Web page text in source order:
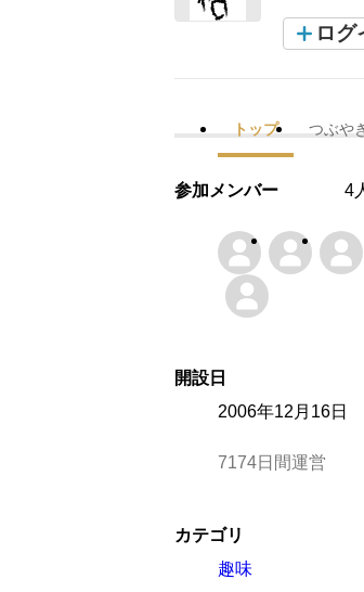
ログ
トップ つぶや
参加メンバー 4
開設日
2006年12月16日
7174日間運営
カテゴリ
趣味